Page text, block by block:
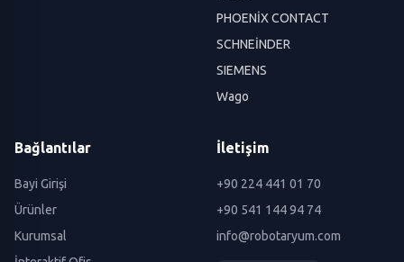
PHOENİX CONTACT
SCHNEİNDER
SIEMENS
Wago
Bağlantılar
Bayi Girişi
Ürünler
Kurumsal
İletişim
+90 224 441 01 70
+90 541 144 94 74
info@robotaryum.com